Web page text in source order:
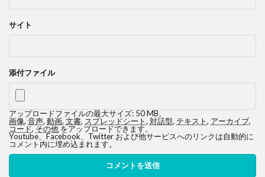
サイト
添付ファイル
アップロードファイルの最大サイズ: 50 MB。
画像, 音声, 動画, 文書, スプレッドシート, 対話型, テキスト, アーカイブ,
コード,その他をアップロードできます。
Youtube、Facebook、Twitter および他サービスへのリンクは自動的に
コメント内に埋め込まれます。